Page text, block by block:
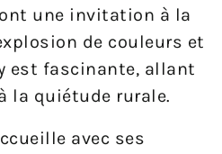
une invitation à la
de couleurs et
est fascinante, allant
la quiétude rurale.
avec ses